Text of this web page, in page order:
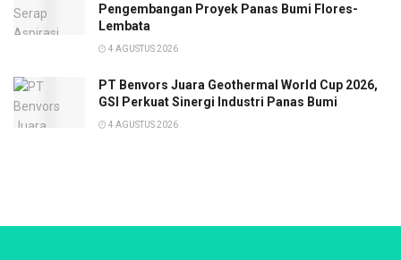
Pengembangan Proyek Panas Bumi Flores-
Lembata
4 AGUSTUS 2026
PT Benvors Juara Geothermal World Cup 2026,
GSI Perkuat Sinergi Industri Panas Bumi
4 AGUSTUS 2026